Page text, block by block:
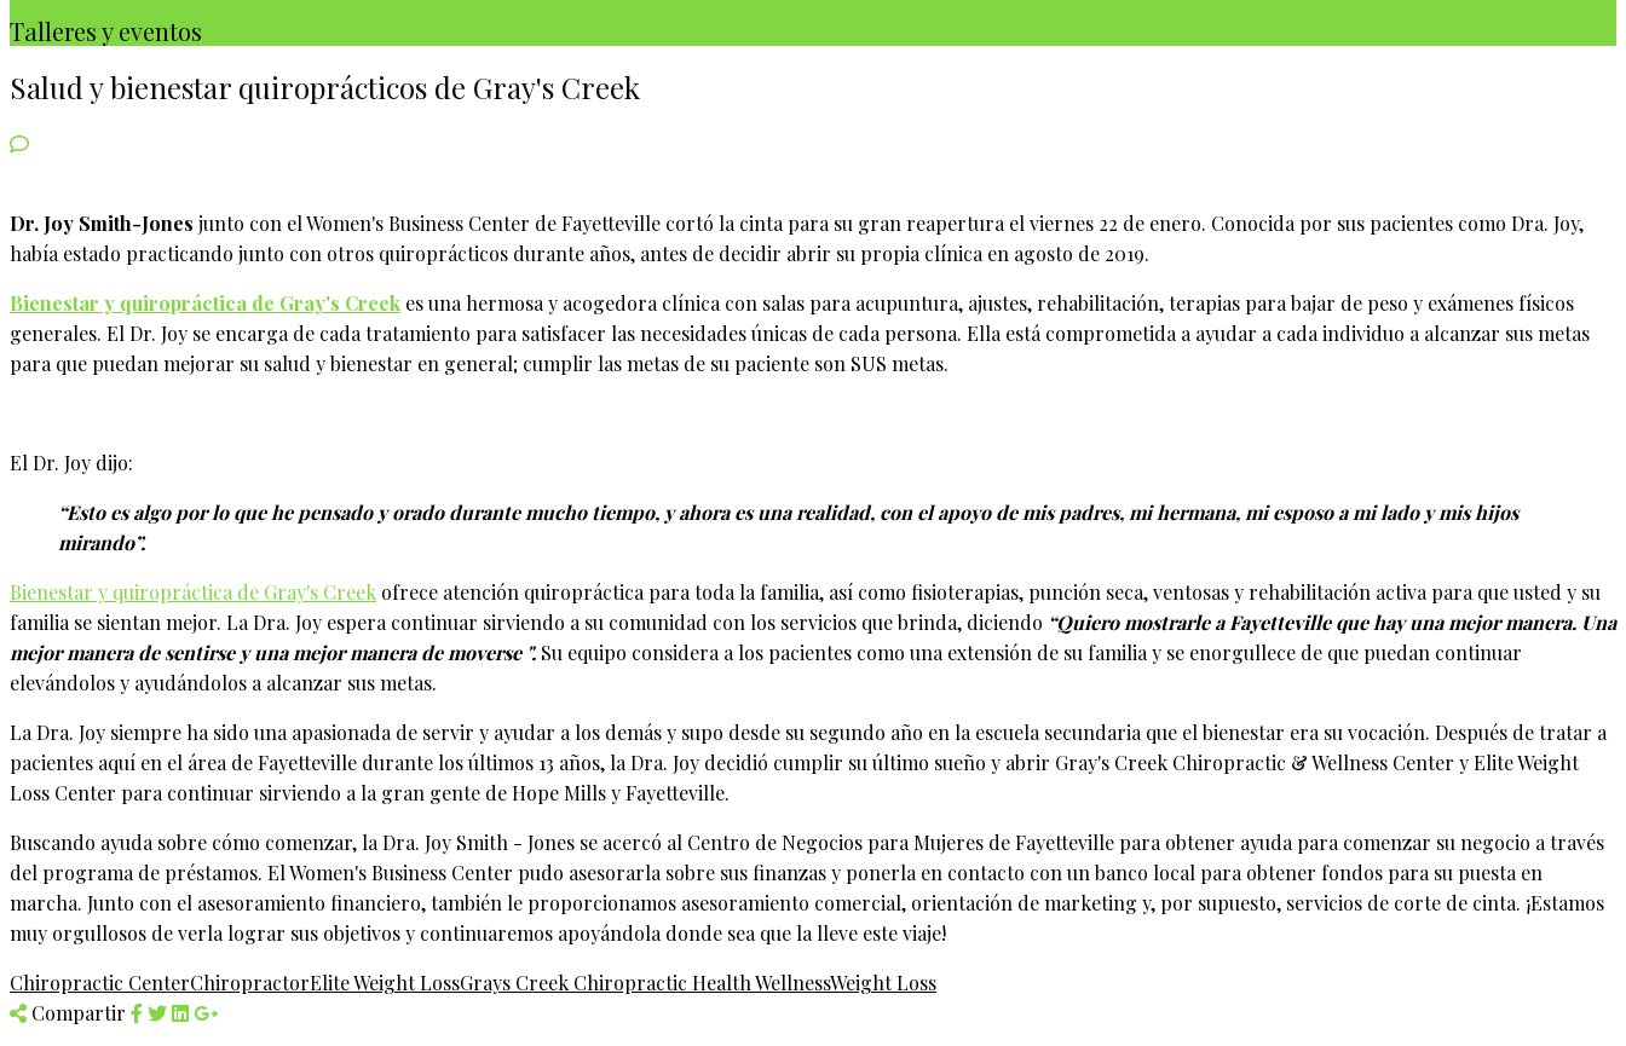
Talleres y eventos
Salud y bienestar quiroprácticos de Gray's Creek
Dr. Joy Smith-Jones junto con el Women's Business Center de Fayetteville cortó la cinta para su gran reapertura el viernes 22 de enero. Conocida por sus pacientes como Dra. Joy,
había estado practicando junto con otros quiroprácticos durante años, antes de decidir abrir su propia clínica en agosto de 2019.
Bienestar y quiropráctica de Gray's Creek es una hermosa y acogedora clínica con salas para acupuntura, ajustes, rehabilitación, terapias para bajar de peso y exámenes físicos
generales. El Dr. Joy se encarga de cada tratamiento para satisfacer las necesidades únicas de cada persona. Ella está comprometida a ayudar a cada individuo a alcanzar sus metas
para que puedan mejorar su salud y bienestar en general; cumplir las metas de su paciente son SUS metas.
El Dr. Joy dijo:
“Esto es algo por lo que he pensado y orado durante mucho tiempo, y ahora es una realidad, con el apoyo de mis padres, mi hermana, mi esposo a mi lado y mis hijos
mirando”.
Bienestar y quiropráctica de Gray's Creek ofrece atención quiropráctica para toda la familia, así como fisioterapias, punción seca, ventosas y rehabilitación activa para que usted y su
familia se sientan mejor. La Dra. Joy espera continuar sirviendo a su comunidad con los servicios que brinda, diciendo “Quiero mostrarle a Fayetteville que hay una mejor manera. Una
mejor manera de sentirse y una mejor manera de moverse ". Su equipo considera a los pacientes como una extensión de su familia y se enorgullece de que puedan continuar
elevándolos y ayudándolos a alcanzar sus metas.
La Dra. Joy siempre ha sido una apasionada de servir y ayudar a los demás y supo desde su segundo año en la escuela secundaria que el bienestar era su vocación. Después de tratar a
pacientes aquí en el área de Fayetteville durante los últimos 13 años, la Dra. Joy decidió cumplir su último sueño y abrir Gray's Creek Chiropractic & Wellness Center y Elite Weight
Loss Center para continuar sirviendo a la gran gente de Hope Mills y Fayetteville.
Buscando ayuda sobre cómo comenzar, la Dra. Joy Smith - Jones se acercó al Centro de Negocios para Mujeres de Fayetteville para obtener ayuda para comenzar su negocio a través
del programa de préstamos. El Women's Business Center pudo asesorarla sobre sus finanzas y ponerla en contacto con un banco local para obtener fondos para su puesta en
marcha. Junto con el asesoramiento financiero, también le proporcionamos asesoramiento comercial, orientación de marketing y, por supuesto, servicios de corte de cinta. ¡Estamos
muy orgullosos de verla lograr sus objetivos y continuaremos apoyándola donde sea que la lleve este viaje!
Chiropractic CenterChiropractorElite Weight LossGrays Creek Chiropractic Health WellnessWeight Loss
Compartir